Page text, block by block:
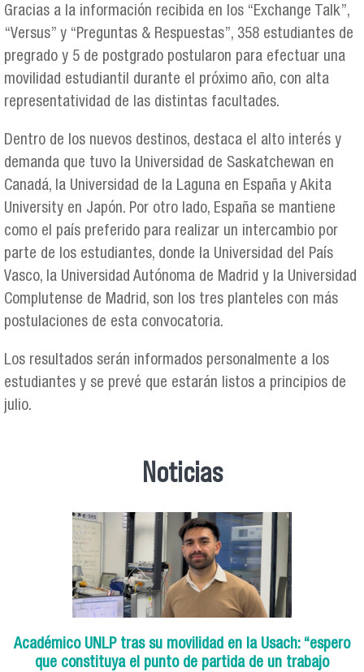
Gracias a la información recibida en los “Exchange Talk”,
“Versus” y “Preguntas & Respuestas”, 358 estudiantes de
pregrado y 5 de postgrado postularon para efectuar una
movilidad estudiantil durante el próximo año, con alta
representatividad de las distintas facultades.
Dentro de los nuevos destinos, destaca el alto interés y
demanda que tuvo la Universidad de Saskatchewan en
Canadá, la Universidad de la Laguna en España y Akita
University en Japón. Por otro lado, España se mantiene
como el país preferido para realizar un intercambio por
parte de los estudiantes, donde la Universidad del País
Vasco, la Universidad Autónoma de Madrid y la Universidad
Complutense de Madrid, son los tres planteles con más
postulaciones de esta convocatoria.
Los resultados serán informados personalmente a los
estudiantes y se prevé que estarán listos a principios de
julio.
Noticias
Académico UNLP tras su movilidad en la Usach: “espero
que constituya el punto de partida de un trabajo